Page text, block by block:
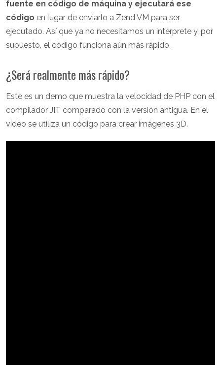
fuente en código de máquina y ejecutará ese
código en lugar de enviarlo a Zend VM para ser
ejecutado. Así que ya no necesitamos un intérprete y, por
supuesto, el código funciona aún más rápido.
¿Será realmente más rápido?
Este es un demo que muestra la velocidad de PHP con el
compilador JIT comparado con la versión antigua. En el
vídeo se utiliza un código para crear imágenes 3D.